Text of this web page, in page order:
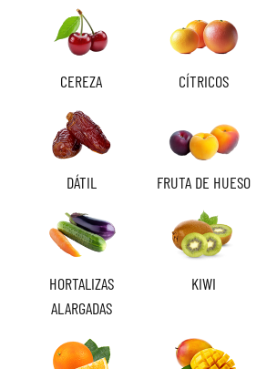
CEREZA CÍTRICOS
DÁTIL FRUTA DE HUESO
HORTALIZAS
ALARGADAS
KIWI